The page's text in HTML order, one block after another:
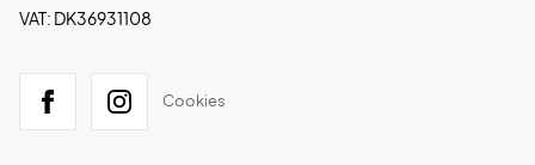
VAT: DK36931108
Cookies